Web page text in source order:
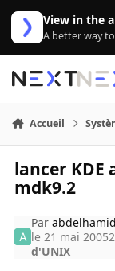
Aller au contenu
View in the
A better way
Accueil
lancer
mdk9.2
Par
le 21 mai 2005
d'UNIX